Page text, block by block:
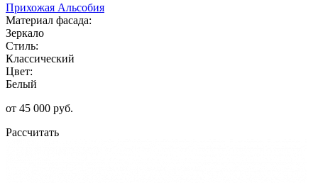
Прихожая Альсобия
Материал фасада:
Зеркало
Стиль:
Классический
Цвет:
Белый
от 45 000 руб.
Рассчитать